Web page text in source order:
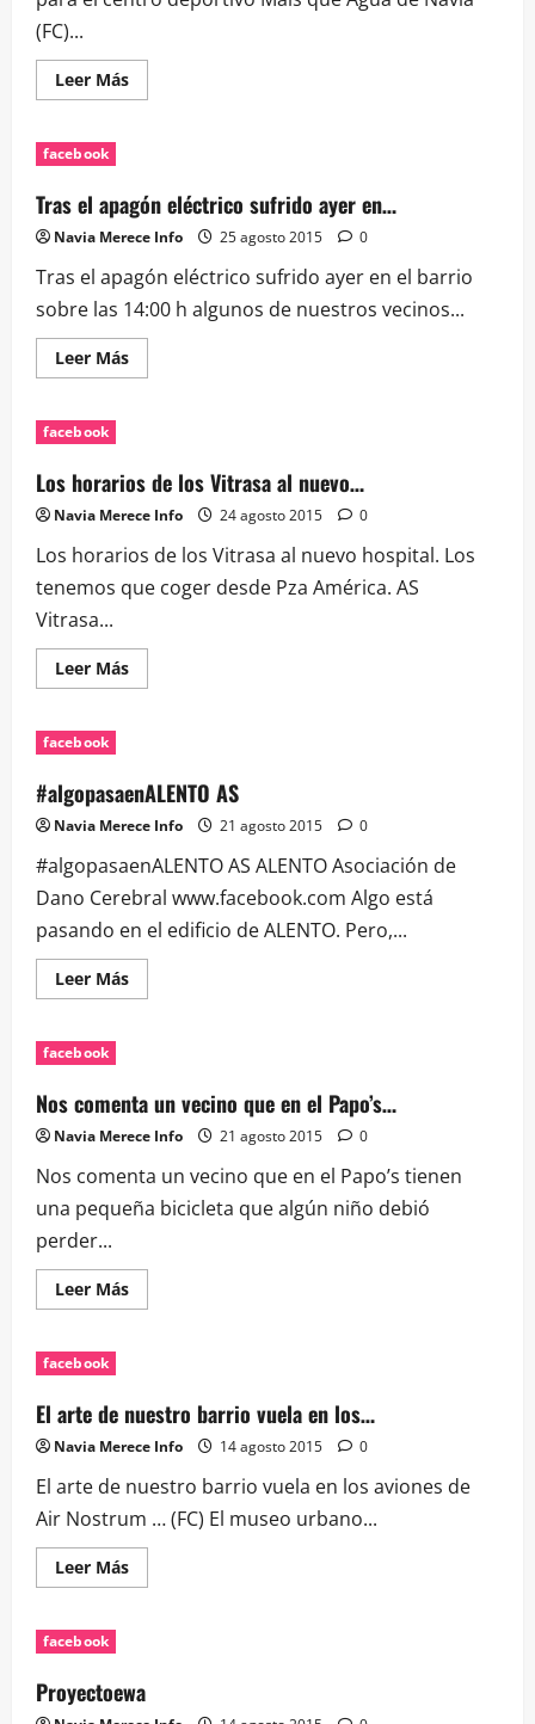
(FC)...
Leer MásLeer
más
la
apertura
i…
facebook
Tras el apagón eléctrico sufrido ayer en…
Navia Merece Info 25 agosto 2015 0
Tras el apagón eléctrico sufrido ayer en el barrio
sobre las 14:00 h algunos de nuestros vecinos...
Leer MásLeer
más
eléctrico
sufrido
ayer
en…
facebook
Los horarios de los Vitrasa al nuevo…
Navia Merece Info 24 agosto 2015 0
Los horarios de los Vitrasa al nuevo hospital. Los
tenemos que coger desde Pza América. AS
Vitrasa...
Leer MásLeer
más
los
Vitrasa
nuevo…
facebook
#algopasaenALENTO AS
Navia Merece Info 21 agosto 2015 0
#algopasaenALENTO AS ALENTO Asociación de
Dano Cerebral www.facebook.com Algo está
pasando en el edificio de ALENTO. Pero,...
Leer MásLeer
más
facebook
Nos comenta un vecino que en el Papo’s…
Navia Merece Info 21 agosto 2015 0
Nos comenta un vecino que en el Papo’s tienen
una pequeña bicicleta que algún niño debió
perder...
Leer MásLeer
más
vecino
que
el
facebook
El arte de nuestro barrio vuela en los…
Navia Merece Info 14 agosto 2015 0
El arte de nuestro barrio vuela en los aviones de
Air Nostrum … (FC) El museo urbano...
Leer MásLeer
más
nuestro
barrio
vuela
facebook
Proyectoewa